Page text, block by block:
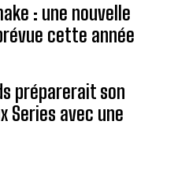
: une nouvelle
cette année
préparerait son
Series avec une